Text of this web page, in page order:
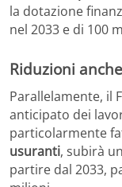
la dotazione
nel 2033 e di 100
Riduzioni
Parallelamente, il
anticipato dei
particolarmente
usuranti, subirà
partire dal 2033,